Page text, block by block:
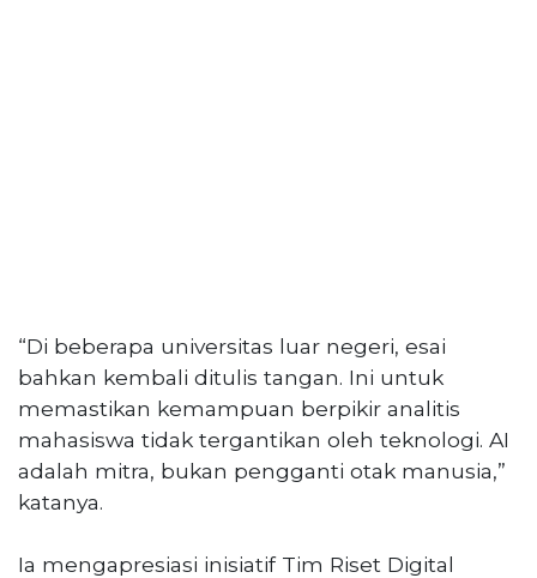
“Di beberapa universitas luar negeri, esai
bahkan kembali ditulis tangan. Ini untuk
memastikan kemampuan berpikir analitis
mahasiswa tidak tergantikan oleh teknologi. AI
adalah mitra, bukan pengganti otak manusia,”
katanya.
Ia mengapresiasi inisiatif Tim Riset Digital